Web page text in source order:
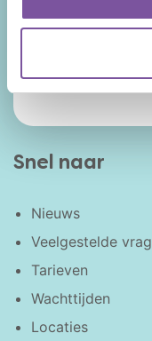
revalidatie.
draad door
Snel naar
Nieuws
Veelgestelde
Tarieven
Wachttijden
Locaties